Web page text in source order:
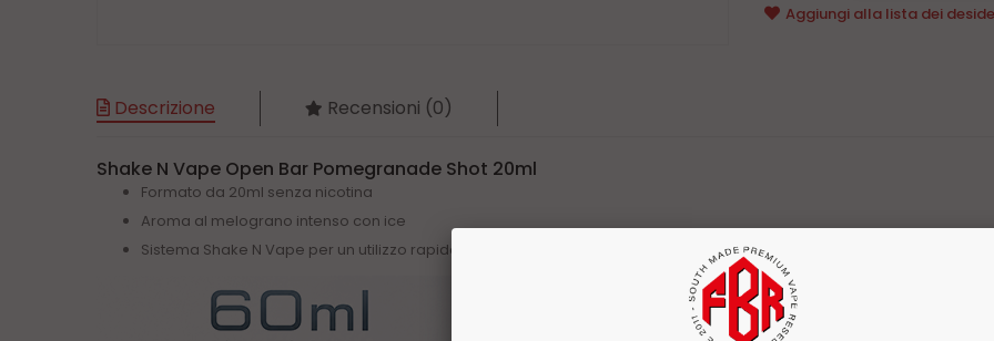
Aggiungi allalista dei
Descrizione Recensioni (0)
Shake N Vape Open Bar Pomegranade Shot 20ml
Formato da 20ml senza nicotina
Aroma al melograno intenso con ice
Sistema Shake N Vape per un utilizzo rapido